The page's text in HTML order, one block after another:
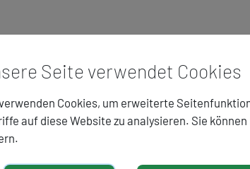
Seite verwendet Cookies
Cookies, um erweiterte
auf diese Website zu analysieren. Sie